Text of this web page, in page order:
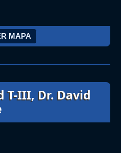
MAPA
T-III, Dr. David